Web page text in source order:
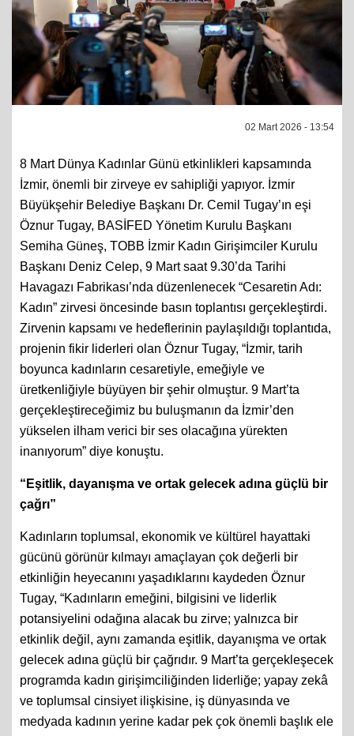
02 Mart 2026 - 13:54
8 Mart Dünya Kadınlar Günü etkinlikleri kapsamında
İzmir, önemli bir zirveye ev sahipliği yapıyor. İzmir
Büyükşehir Belediye Başkanı Dr. Cemil Tugay’ın eşi
Öznur Tugay, BASİFED Yönetim Kurulu Başkanı
Semiha Güneş, TOBB İzmir Kadın Girişimciler Kurulu
Başkanı Deniz Celep, 9 Mart saat 9.30’da Tarihi
Havagazı Fabrikası’nda düzenlenecek “Cesaretin Adı:
Kadın” zirvesi öncesinde basın toplantısı gerçekleştirdi.
Zirvenin kapsamı ve hedeflerinin paylaşıldığı toplantıda,
projenin fikir liderleri olan Öznur Tugay, “İzmir, tarih
boyunca kadınların cesaretiyle, emeğiyle ve
üretkenliğiyle büyüyen bir şehir olmuştur. 9 Mart’ta
gerçekleştireceğimiz bu buluşmanın da İzmir’den
yükselen ilham verici bir ses olacağına yürekten
inanıyorum” diye konuştu.
“Eşitlik, dayanışma ve ortak gelecek adına güçlü bir
çağrı”
Kadınların toplumsal, ekonomik ve kültürel hayattaki
gücünü görünür kılmayı amaçlayan çok değerli bir
etkinliğin heyecanını yaşadıklarını kaydeden Öznur
Tugay, “Kadınların emeğini, bilgisini ve liderlik
potansiyelini odağına alacak bu zirve; yalnızca bir
etkinlik değil, aynı zamanda eşitlik, dayanışma ve ortak
gelecek adına güçlü bir çağrıdır. 9 Mart’ta gerçekleşecek
programda kadın girişimciliğinden liderliğe; yapay zekâ
ve toplumsal cinsiyet ilişkisine, iş dünyasında ve
medyada kadının yerine kadar pek çok önemli başlık ele